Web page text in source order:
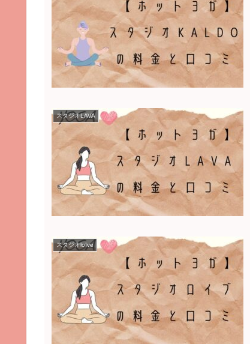
スタジオLAVA
スタジオloIve